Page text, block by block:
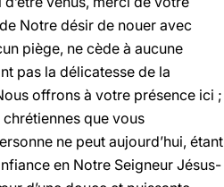
Notre désir de nouer avec
piège, ne cède à aucune
pas la délicatesse de la
offrons à votre présence ici ;
que vous
ne peut aujourd’hui, étant
en Notre Seigneur Jésus-